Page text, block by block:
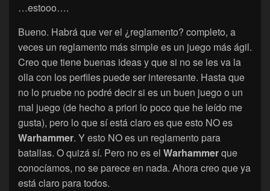
…estooo….
Bueno. Habrá que ver el ¿reglamento? completo, a
veces un reglamento más simple es un juego más ágil.
Creo que tiene buenas ideas y que si no se les va la
olla con los perfiles puede ser interesante. Hasta que
no lo pruebe no podré decir si es un buen juego o un
mal juego (de hecho a priori lo poco que he leído me
gusta), pero lo que sí está claro es que esto NO es
Warhammer. Y esto NO es un reglamento para
batallas. O quizá sí. Pero no es el Warhammerque
conocíamos, no se parece en nada. Ahora creo que ya
está claro para todos.